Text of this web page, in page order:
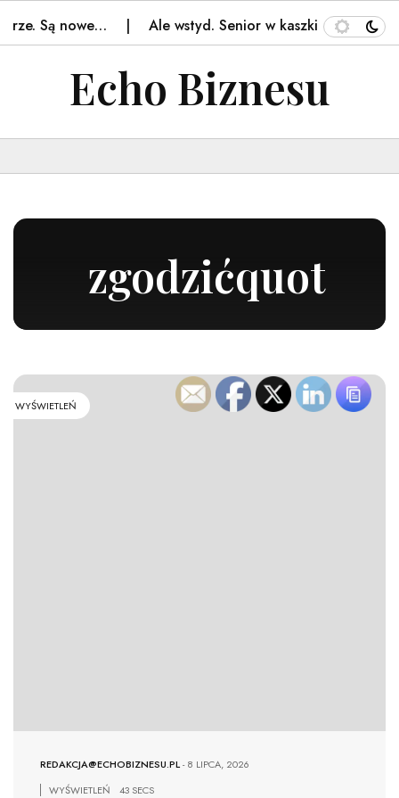
Są nowe… Ale wstyd. Senior w kaszkiecie
Echo Biznesu
zgodzićquot
WYŚWIETLEŃ
REDAKCJA@ECHOBIZNESU.PL-8 LIPCA, 2026
WYŚWIETLEŃ
43 SECS